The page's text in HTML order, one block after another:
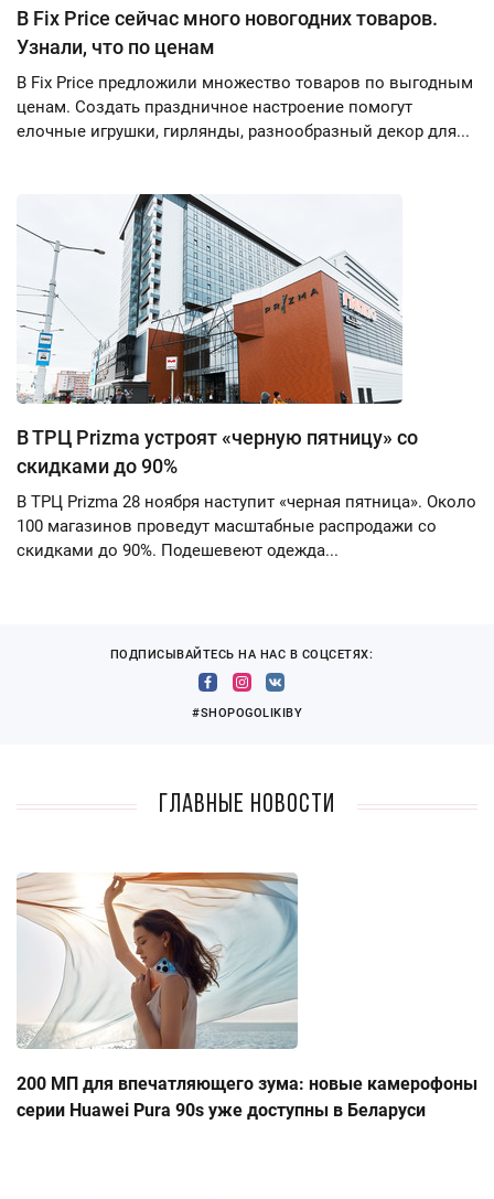
В Fix Price сейчас много новогодних товаров.
Узнали, что по ценам
В Fix Price предложили множество товаров по выгодным
ценам. Создать праздничное настроение помогут
елочные игрушки, гирлянды, разнообразный декор для...
В ТРЦ Prizma устроят «черную пятницу» со
скидками до 90%
В ТРЦ Prizma 28 ноября наступит «черная пятница». Около
100 магазинов проведут масштабные распродажи со
скидками до 90%. Подешевеют одежда...
ПОДПИСЫВАЙТЕСЬ НА НАС В СОЦСЕТЯХ:
#SHOPOGOLIKIBY
Главные новости
200 МП для впечатляющего зума: новые камерофоны
серии Huawei Pura 90s уже доступны в Беларуси